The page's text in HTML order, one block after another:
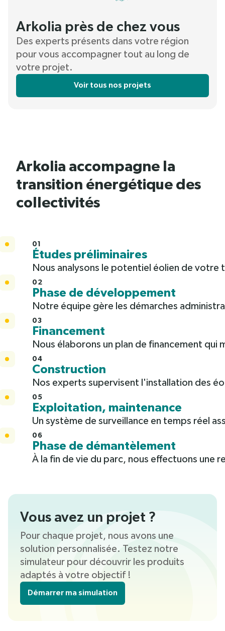
Arkolia près de chez vous
Des experts présents dans votre région
pour vous accompagner tout au long de
votre projet.
Voir tous nos projets
Arkolia accompagne la
transition énergétique des
collectivités
01
Études préliminaires
Nous analysons le potentiel éolien de
02
Phase de développement
Notre équipe gère les démarches
03
Financement
Nous élaborons un plan de financement qui
04
Construction
Nos experts supervisent l'installation des
05
Exploitation, maintenance
Un système de surveillance en temps réel
06
Phase de démantèlement
À la fin de vie du parc, nous effectuons une
Vous avez un projet ?
Pour chaque projet, nous avons une
solution personnalisée. Testez notre
simulateur pour découvrir les produits
adaptés à votre objectif !
Démarrer ma simulation